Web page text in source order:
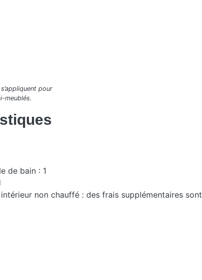
pour
meublés.
de bain : 1
non chauffé : des frais supplémentaires sont